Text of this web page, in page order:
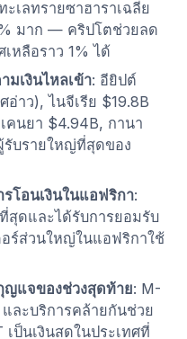
เลทรายซาฮาราเฉลี่ย
มาก — คริปโตช่วยลด
หลือราว 1% ได้
เงินไหลเข้า: อียิปต์
อ่าว), ไนจีเรีย $19.8B
คนยา $4.94B, กานา
บรายใหญ่ที่สุดของ
โอนเงินในแอฟริกา:
สุดและได้รับการยอมรับ
ร์ส่วนใหญ่ในแอฟริกาใช้
แจของช่วงสุดท้าย: M-
ละบริการคล้ายกันช่วย
ป็นเงินสดในประเทศที่